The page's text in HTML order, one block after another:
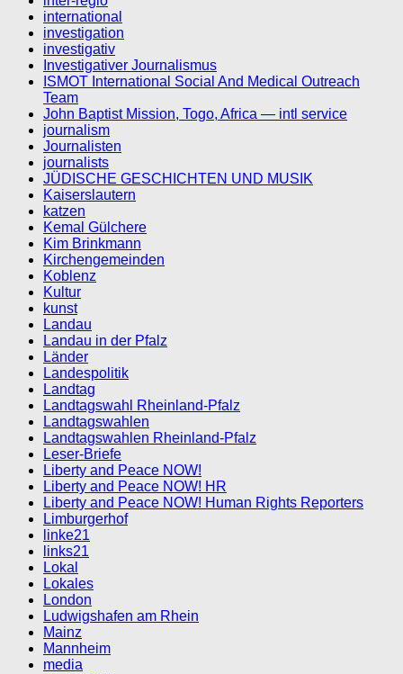
international
investigation
investigativ
Investigativer Journalismus
ISMOT International Social And Medical Outreach
Team
John Baptist Mission, Togo, Africa — intl service
journalism
Journalisten
journalists
JÜDISCHE GESCHICHTEN UND MUSIK
Kaiserslautern
katzen
Kemal Gülchere
Kim Brinkmann
Kirchengemeinden
Koblenz
Kultur
kunst
Landau
Landau in der Pfalz
Länder
Landespolitik
Landtag
Landtagswahl Rheinland-Pfalz
Landtagswahlen
Landtagswahlen Rheinland-Pfalz
Leser-Briefe
Liberty and Peace NOW!
Liberty and Peace NOW! HR
Liberty and Peace NOW! Human Rights Reporters
Limburgerhof
linke21
links21
Lokal
Lokales
London
Ludwigshafen am Rhein
Mainz
Mannheim
media